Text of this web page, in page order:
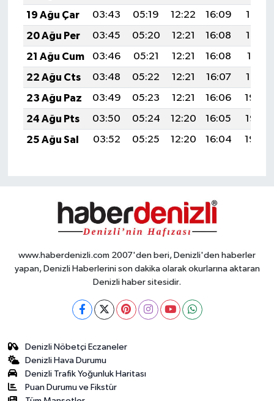
19 Ağu Çar
03:43 05:19 12:22 16:09
19:14
20 Ağu Per
03:45 05:20 12:21 16:08
19:13
21 Ağu Cum
03:46 05:21 12:21 16:08
19:11
22 Ağu Cts
03:48 05:22 12:21 16:07
19:10
23 Ağu Paz
03:49 05:23 12:21 16:06
19:08
24 Ağu Pts
03:50 05:24 12:20 16:05
19:07
25 Ağu Sal
03:52 05:25 12:20 16:04 19:05
www.haberdenizli.com 2007'den beri, Denizli'den haberler
yapan, Denizli Haberlerini son dakika olarak okurlarına aktaran
Denizli haber sitesidir.
Denizli Nöbetçi Eczaneler
Denizli Hava Durumu
Denizli Trafik Yoğunluk Haritası
Puan Durumu ve Fikstür